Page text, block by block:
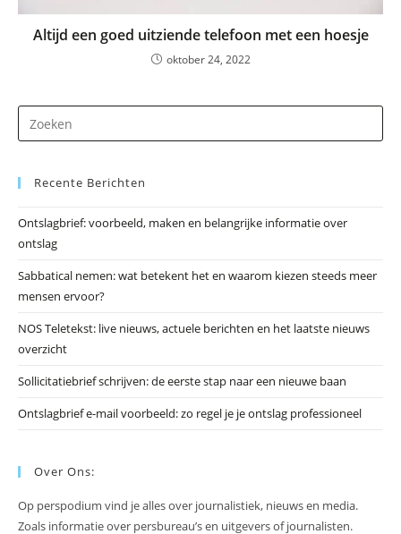
Altijd een goed uitziende telefoon met een hoesje
oktober 24, 2022
op
Recente Berichten
Ontslagbrief: voorbeeld, maken en belangrijke informatie over
ontslag
Sabbatical nemen: wat betekent het en waarom kiezen steeds meer
mensen ervoor?
NOS Teletekst: live nieuws, actuele berichten en het laatste nieuws
overzicht
Sollicitatiebrief schrijven: de eerste stap naar een nieuwe baan
Ontslagbrief e-mail voorbeeld: zo regel je je ontslag professioneel
Over Ons:
Op perspodium vind je alles over journalistiek, nieuws en media.
Zoals informatie over persbureau’s en uitgevers of journalisten.